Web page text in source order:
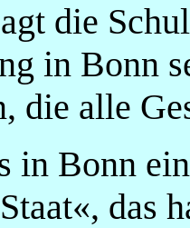
die
in Bonn
die alle
Bonn
das